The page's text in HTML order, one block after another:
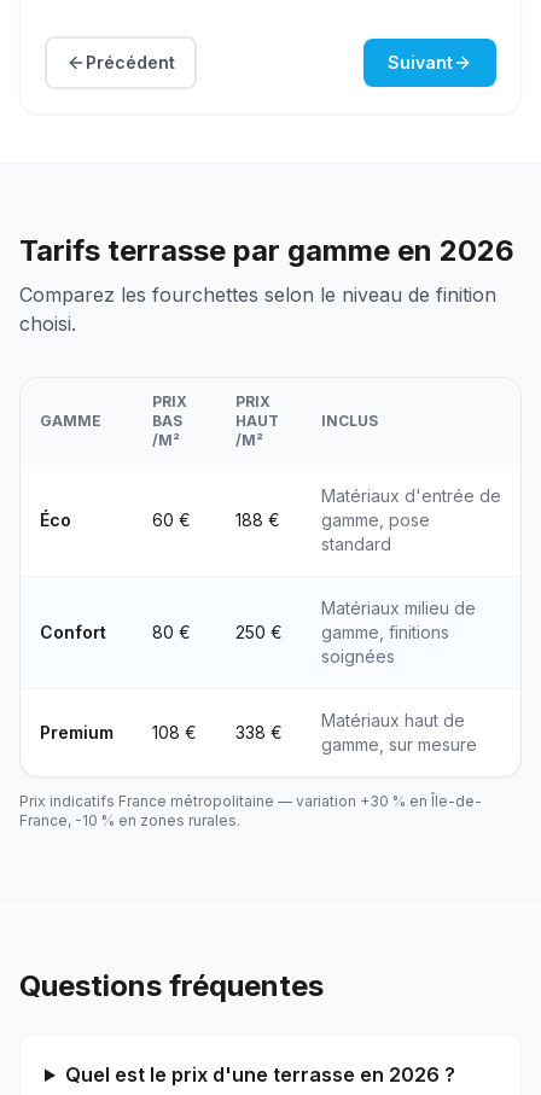
Précédent Suivant
Tarifs terrasse par gamme en 2026
Comparez les fourchettes selon le niveau de finition
choisi.
GAMME
PRIX
BAS
/M²
PRIX
HAUT
/M²
INCLUS
Éco 60 € 188 €
Matériaux d'entrée de
gamme, pose
standard
Confort 80 € 250 €
Matériaux milieu de
gamme, finitions
soignées
Premium 108 € 338 €
Matériaux haut de
gamme, sur mesure
Prix indicatifs France métropolitaine — variation +30 % en Île-de-
France, -10 % en zones rurales.
Questions fréquentes
Quel est le prix d'une terrasse en 2026 ?